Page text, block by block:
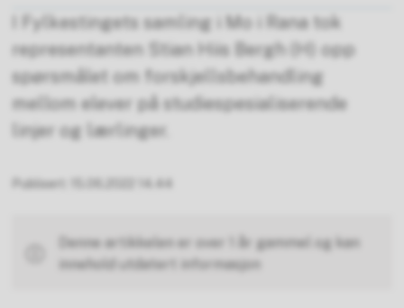
I Fylkestingets samling i Mo i Rana tok
representanten Stian Hiis Bergh (H) opp
spørsmålet om forskjellsbehandling
mellom elever på studiespesialiserende
linjer og lærlinger.
Publisert
Denne artikkelen er over 1 år gammel og kan
innehold utdatert informasjon